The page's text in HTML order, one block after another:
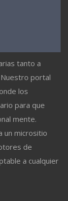
tanto a
portal
los
para que
mente.
un micrositio
de
a cualquier